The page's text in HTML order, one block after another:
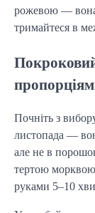
рожевою — вона
тримайтеся в
Почніть з
листопада —
але не в
тертою морквою,
руками 5–10